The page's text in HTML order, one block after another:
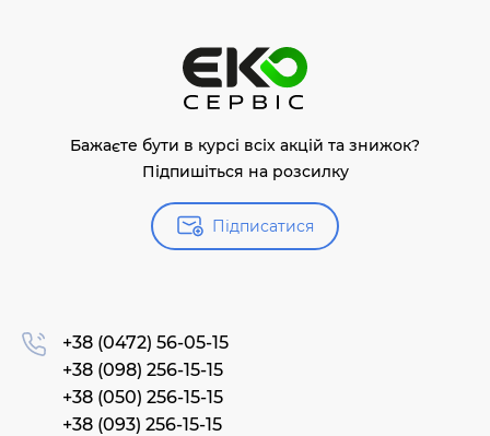
Бажаєте бути в курсі всіх акцій та знижок?
Підпишіться на розсилку
Підписатися
+38 (0472) 56-05-15
+38 (098) 256-15-15
+38 (050) 256-15-15
+38 (093) 256-15-15